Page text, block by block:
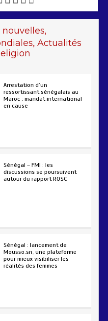
Actualités
Arrestation d’un
ressortissant sénégalais au
Maroc : mandat international
en cause
Sénégal – FMI : les
discussions se poursuivent
autour du rapport ROSC
Sénégal : lancement de
Mousso.sn, une plateforme
pour mieux visibiliser les
réalités des femmes